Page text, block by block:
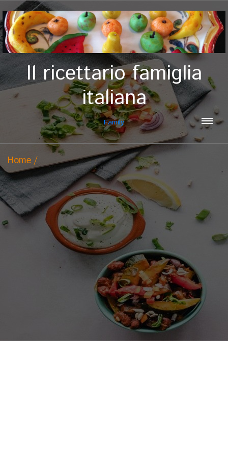
Il ricettario famiglia
italiana
Family
Home